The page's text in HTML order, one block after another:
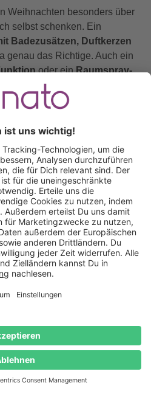
Weihnachten besonders über
selbst schenken. Ein
Badezusätzen, Duftkerzen
genau das Richtige. Auch ein
oder einRaumspray-
zu einem kleinen
Für
Teesieben, die Wärme und
oderKissen mit Botschaft
für gemütliche Abende. Bei
das Herz in der kalten
hochwertig und liebevoll
Ideen für
nur besinnlich, sondern
feiern? Dann stöbere durch
Botschaft
man erst tüfteln muss, bevor
unsere
Lama oder Faultiersorgen für